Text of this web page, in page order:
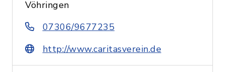
Vöhringen
07306/9677235
http://www.caritasverein.de